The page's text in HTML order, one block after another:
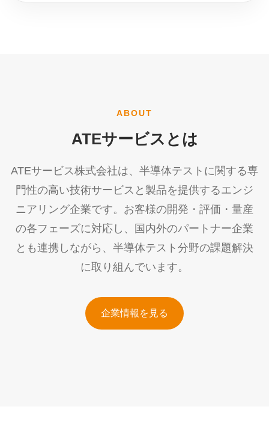
ABOUT
ATEサービスとは
ATEサービス株式会社は、半導体テストに関する専
門性の高い技術サービスと製品を提供するエンジ
ニアリング企業です。お客様の開発・評価・量産
の各フェーズに対応し、国内外のパートナー企業
とも連携しながら、半導体テスト分野の課題解決
に取り組んでいます。
企業情報を見る